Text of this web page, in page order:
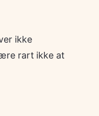
ikke
rart ikke at